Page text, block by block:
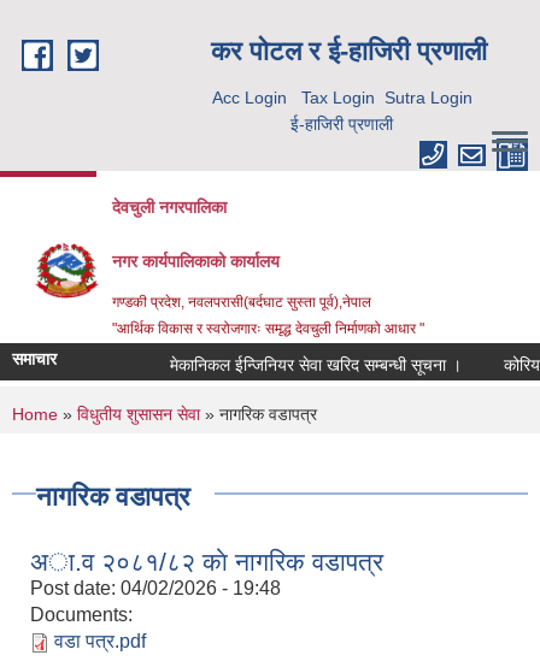
कर पाेटल र ई-हाजिरी प्रणाली
Acc Login Tax Login Sutra Login
ई-हाजिरी प्रणाली
देवचुली नगरपालिका
नगर कार्यपालिकाको कार्यालय
गण्डकी प्रदेश, नवलपरासी(बर्दघाट सुस्ता पूर्व),नेपाल
"आर्थिक विकास र स्वरोजगारः समृद्ध देवचुली निर्माणको आधार "
समाचार मेकानिकल ईन्जिनियर सेवा खरिद सम्बन्धी सूचना ।
You are here
Home » विधुतीय शुसासन सेवा» नागरिक वडापत्र
नागरिक वडापत्र
अा.व २०८१/८२ काे नागरिक वडापत्र
Post date: 04/02/2026 - 19:48
Documents:
वडा पत्र.pdf